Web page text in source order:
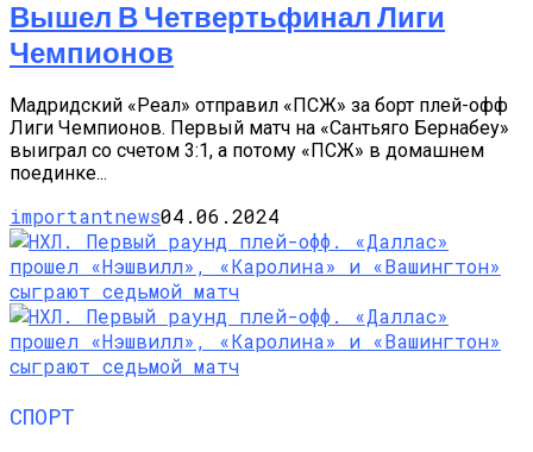
Вышел В Четвертьфинал Лиги
Чемпионов
Мадридский «Реал» отправил «ПСЖ» за борт плей-офф
Лиги Чемпионов. Первый матч на «Сантьяго Бернабеу»
выиграл со счетом 3:1, а потому «ПСЖ» в домашнем
поединке...
importantnews04.06.2024
СПОРТ